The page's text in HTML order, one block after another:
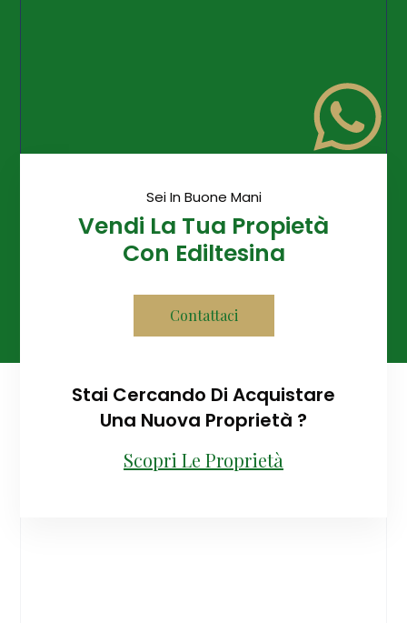
Sei In Buone Mani
Vendi La Tua Propietà
Con Ediltesina
Contattaci
Stai Cercando Di Acquistare
Una Nuova Proprietà ?
Scopri Le Proprietà